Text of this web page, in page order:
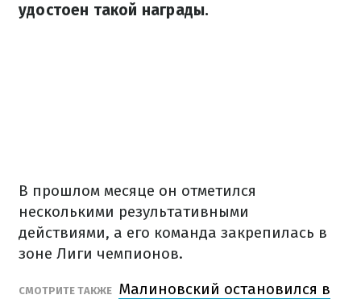
удостоен такой награды.
В прошлом месяце он отметился
несколькими результативными
действиями, а его команда закрепилась в
зоне Лиги чемпионов.
СМОТРИТЕ ТАКЖЕ Малиновский остановился в